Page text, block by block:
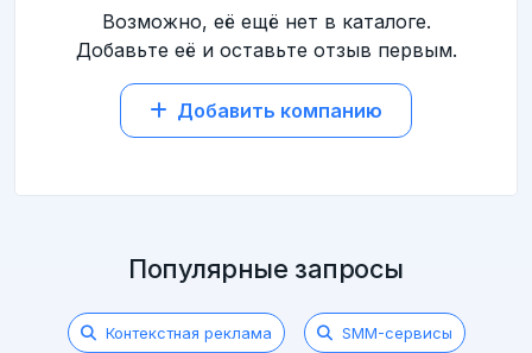
Возможно, её ещё нет в каталоге.
Добавьте её и оставьте отзыв первым.
Добавить компанию
Популярные запросы
Контекстная реклама SMM-сервисы